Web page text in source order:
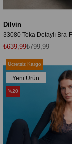
Dilvin
₺639,99₺799,99
Ücretsiz Kargo
Yeni Ürün
%20